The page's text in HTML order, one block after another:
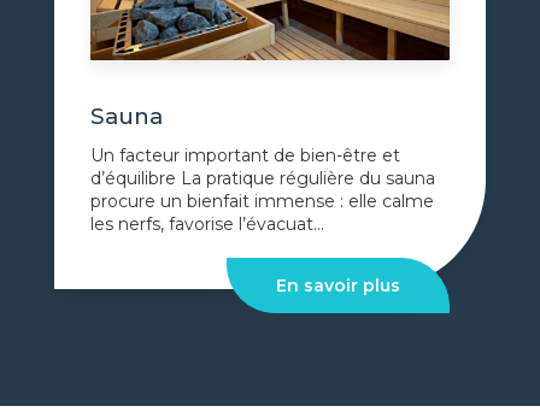
Sauna
Un facteur important de bien-être et
d’équilibre La pratique régulière du sauna
procure un bienfait immense : elle calme
les nerfs, favorise l’évacuat...
En savoir plus